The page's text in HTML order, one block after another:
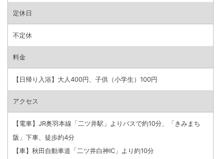
定休日
不定休
料金
【日帰り入浴】大人400円、子供（小学生）100円
アクセス
【電車】JR奥羽本線「二ツ井駅」よりバスで約10分、「きみまち
阪」下車、徒歩約4分
【車】秋田自動車道「二ツ井白神IC」より約10分